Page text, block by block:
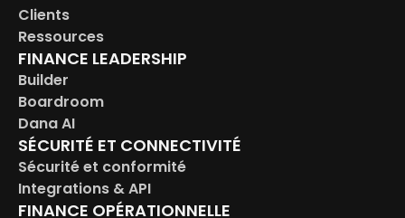
Clients
Ressources
FINANCE LEADERSHIP
Builder
Boardroom
Dana AI
SÉCURITÉ ET CONNECTIVITÉ
Sécurité et conformité
Integrations & API
FINANCE OPÉRATIONNELLE